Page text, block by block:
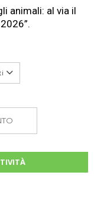
animali: al via il